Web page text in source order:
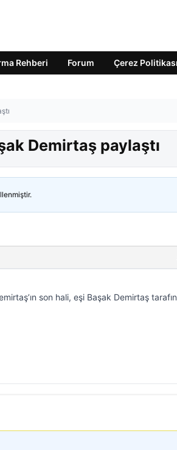
Rehberi Forum Çerez Politikası
Demirtaş paylaştı
son hali, eşi Başak Demirtaş